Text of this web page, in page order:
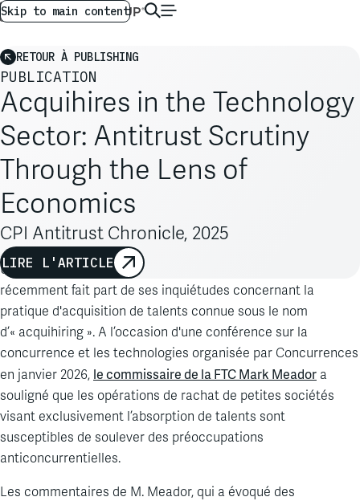
Skip to main content
AG GLOBAL FR
RETOUR À PUBLISHING
PUBLICATION
Acquihires in the Technology
Sector: Antitrust Scrutiny
Through the Lens of
Economics
CPI Antitrust Chronicle, 2025
LIRE L'ARTICLE
Un responsable de la Federal Trade Commission (FTC) a
récemment fait part de ses inquiétudes concernant la
pratique d'acquisition de talents connue sous le nom
d’« acquihiring ». A l’occasion d'une conférence sur la
concurrence et les technologies organisée par Concurrences
en janvier 2026, le commissaire de la FTC Mark Meador a
souligné que les opérations de rachat de petites sociétés
visant exclusivement l’absorption de talents sont
susceptibles de soulever des préoccupations
anticoncurrentielles.
Les commentaires de M. Meador, qui a évoqué des